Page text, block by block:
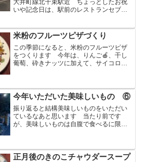
大井町線北千束駅近 ちょっとしたお祝
いや記念日は、駅前のレストランセブン
絶品ハンバーグ 今回は、本気で近づけ
てみました
米粉のフルーツピザづくり
この季節になると、米粉のフルーツピザ
をつくります 今年は、りんご🍎、干し
葡萄、砕きナッツに加えて、サイコロ状
今年いただいた美味しいもの ⑥
振り返ると結構美味しいものをいただい
ているなあと思います 当たり前です
が、美味しいものは自腹で食べるに限り
ら寿司、中華料理、洋食、そして名物寿
司をいただきました
正月後のきのこチャウダースープ